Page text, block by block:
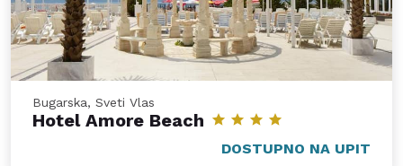
Bugarska, Sveti Vlas
Hotel Amore Beach
DOSTUPNO NA UPIT